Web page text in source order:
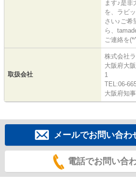
ます♪是非
を、ラビ
さい♪ご希
ら、
ご連絡を
取扱会社
株式会社
大阪府大
1
TEL:06-
大阪府知
メールでお問い合わ
電話でお問い合